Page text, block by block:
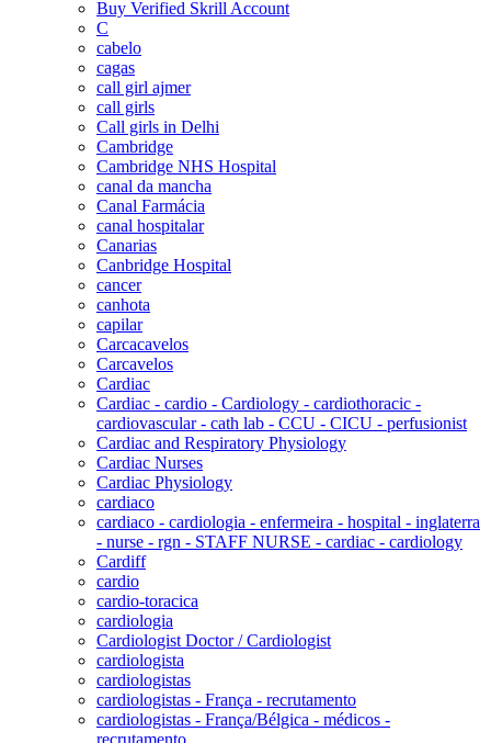
Buy Verified Skrill Account
C
cabelo
cagas
call girl ajmer
call girls
Call girls in Delhi
Cambridge
Cambridge NHS Hospital
canal da mancha
Canal Farmácia
canal hospitalar
Canarias
Canbridge Hospital
cancer
canhota
capilar
Carcacavelos
Carcavelos
Cardiac
Cardiac - cardio - Cardiology - cardiothoracic -
cardiovascular - cath lab - CCU - CICU - perfusionist
Cardiac and Respiratory Physiology
Cardiac Nurses
Cardiac Physiology
cardiaco
cardiaco - cardiologia - enfermeira - hospital - inglaterra
- nurse - rgn - STAFF NURSE - cardiac - cardiology
Cardiff
cardio
cardio-toracica
cardiologia
Cardiologist Doctor / Cardiologist
cardiologista
cardiologistas
cardiologistas - França - recrutamento
cardiologistas - França/Bélgica - médicos -
recrutamento